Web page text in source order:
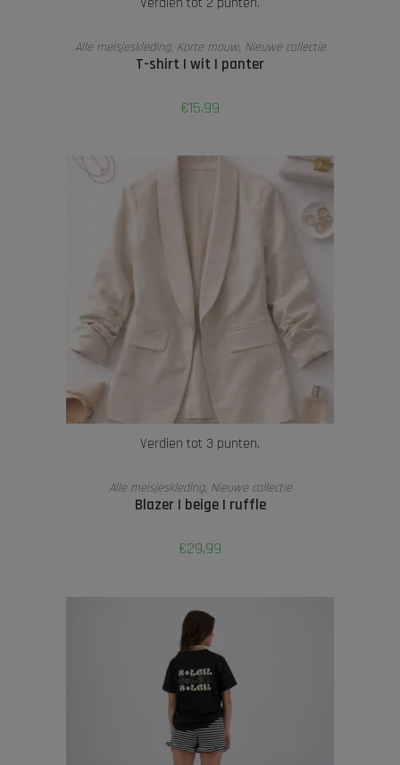
OPTIES SELECTEREN
Alle meisjeskleding, Korte mouw, Nieuwe collectie
T-shirt | wit | panter
€15,99
Verdien tot 3 punten.
OPTIES SELECTEREN
Alle meisjeskleding, Nieuwe collectie
Blazer | beige | ruffle
€29,99